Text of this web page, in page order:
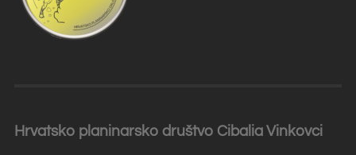
Hrvatsko planinarsko društvo Cibalia Vinkovci